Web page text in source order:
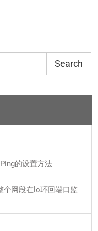
Search
的设置方法
个网段在lo环回端口监